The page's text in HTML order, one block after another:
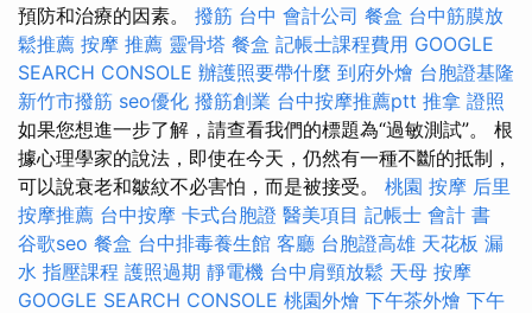
預防和治療的因素。 撥筋 台中 會計公司 餐盒 台中筋膜放
鬆推薦 按摩 推薦 靈骨塔 餐盒 記帳士課程費用 GOOGLE
SEARCH CONSOLE 辦護照要帶什麼 到府外燴 台胞證基隆
新竹市撥筋 seo優化 撥筋創業 台中按摩推薦ptt 推拿 證照
如果您想進一步了解，請查看我們的標題為“過敏測試”。 根
據心理學家的說法，即使在今天，仍然有一種不斷的抵制，
可以說衰老和皺紋不必害怕，而是被接受。 桃園 按摩 后里
按摩推薦 台中按摩 卡式台胞證 醫美項目 記帳士 會計 書
谷歌seo 餐盒 台中排毒養生館 客廳 台胞證高雄 天花板 漏
水 指壓課程 護照過期 靜電機 台中肩頸放鬆 天母 按摩
GOOGLE SEARCH CONSOLE 桃園外燴 下午茶外燴 下午